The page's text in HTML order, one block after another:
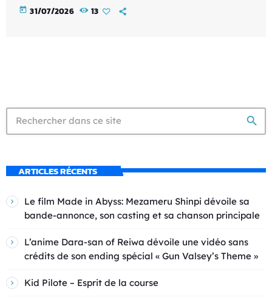
today 31/07/2026 13
search
ARTICLES RÉCENTS
Le film Made in Abyss: Mezameru Shinpi dévoile sa
bande-annonce, son casting et sa chanson principale
L’anime Dara-san of Reiwa dévoile une vidéo sans
crédits de son ending spécial « Gun Valsey’s Theme »
Kid Pilote – Esprit de la course